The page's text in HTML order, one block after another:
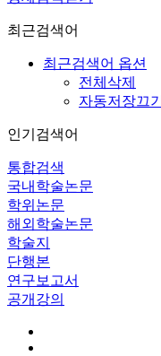
최근검색어
최근검색어 옵션
전체삭제
자동저장끄기
인기검색어
통합검색
국내학술논문
학위논문
해외학술논문
학술지
단행본
연구보고서
공개강의